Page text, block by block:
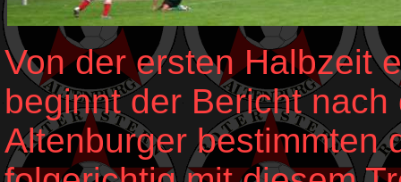
Von der ersten Halbzeit
beginnt der Bericht
Altenburger bestimmten